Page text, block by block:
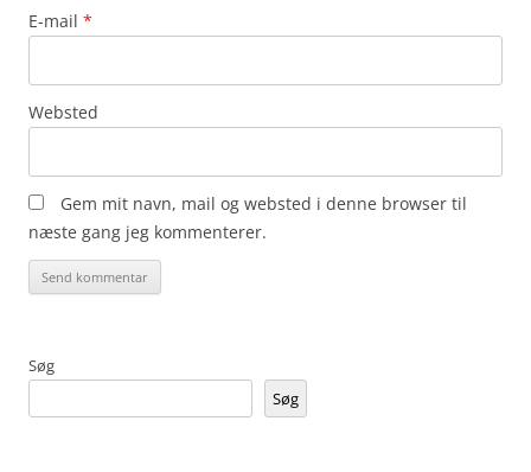
E-mail *
Websted
Gem mit navn, mail og websted i denne browser til
næste gang jeg kommenterer.
Søg
Søg